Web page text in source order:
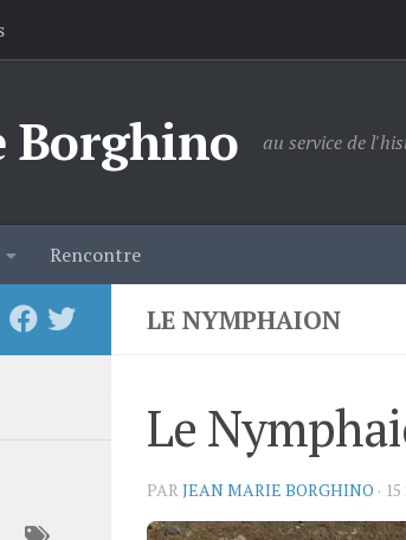
Borghino au service de
Rencontre
LE NYMPHAION
Le
PAR JEAN MARIE BORGHINO ·